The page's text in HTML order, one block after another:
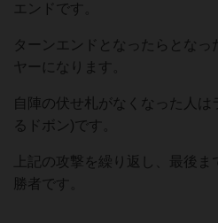
エンドです。
ターンエンドとなったらとな
ヤーになります。
自陣の伏せ札がなくなった人は
るドボン)です。
上記の攻撃を繰り返し、最後
勝者です。